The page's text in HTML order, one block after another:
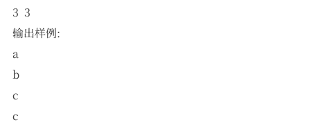
3 3
输出样例:
a
b
c
c